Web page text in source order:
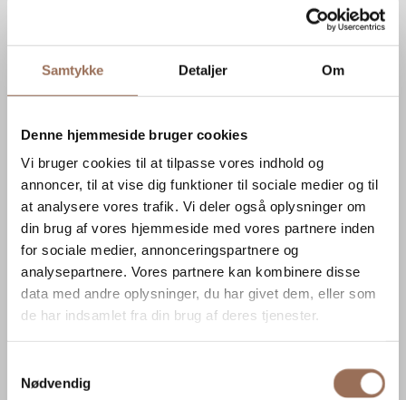
Samtykke Detaljer Om
Denne hjemmeside bruger cookies
Vi bruger cookies til at tilpasse vores indhold og
annoncer, til at vise dig funktioner til sociale medier og til
at analysere vores trafik. Vi deler også oplysninger om
din brug af vores hjemmeside med vores partnere inden
for sociale medier, annonceringspartnere og
analysepartnere. Vores partnere kan kombinere disse
data med andre oplysninger, du har givet dem, eller som
de har indsamlet fra din brug af deres tjenester.
Nødvendig
✕